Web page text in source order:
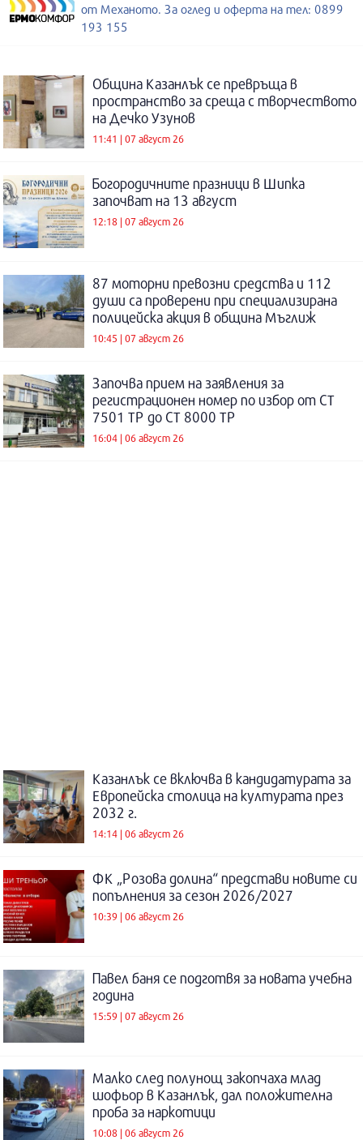
от Механото. За оглед и оферта на тел: 0899
193 155
Община Казанлък се превръща в
пространство за среща с творчеството
на Дечко Узунов
11:41 | 07 август 26
Богородичните празници в Шипка
започват на 13 август
12:18 | 07 август 26
87 моторни превозни средства и 112
души са проверени при специализирана
полицейска акция в община Мъглиж
10:45 | 07 август 26
Започва прием на заявления за
регистрационен номер по избор от СТ
7501 ТР до СТ 8000 ТР
16:04 | 06 август 26
Казанлък се включва в кандидатурата за
Европейска столица на културата през
2032 г.
14:14 | 06 август 26
ФК „Розова долина“ представи новите си
попълнения за сезон 2026/2027
10:39 | 06 август 26
Павел баня се подготвя за новата учебна
година
15:59 | 07 август 26
Малко след полунощ закопчаха млад
шофьор в Казанлък, дал положителна
проба за наркотици
10:08 | 06 август 26